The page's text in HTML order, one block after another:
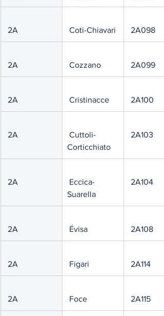
2A Coti-Chiavari 2A098
2A Cozzano 2A099
2A Cristinacce 2A100
2A
Corticchiato
2A103
2A
Suarella
2A104
2A Évisa 2A108
2A Figari 2A114
2A Foce 2A115